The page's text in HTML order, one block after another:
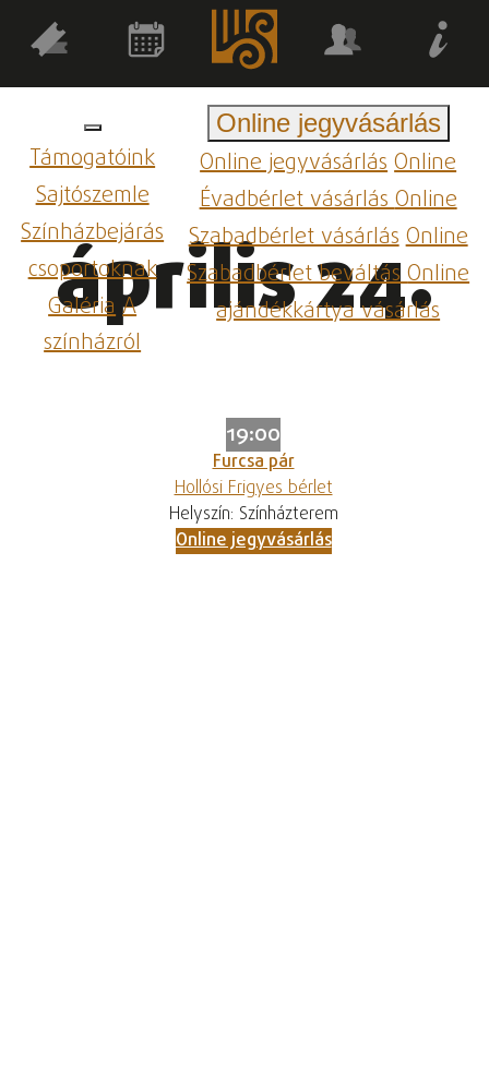
Támogatóink
Sajtószemle
Színházbejárás
csoportoknak
GalériaA
színházról
Online jegyvásárlás
Online jegyvásárlásOnline
Évadbérlet vásárlásOnline
Szabadbérlet vásárlásOnline
Szabadbérlet beváltásOnline
ajándékkártya vásárlás
április 24.
19:00
Furcsa pár
Hollósi Frigyes bérlet
Helyszín: Színházterem
Online jegyvásárlás